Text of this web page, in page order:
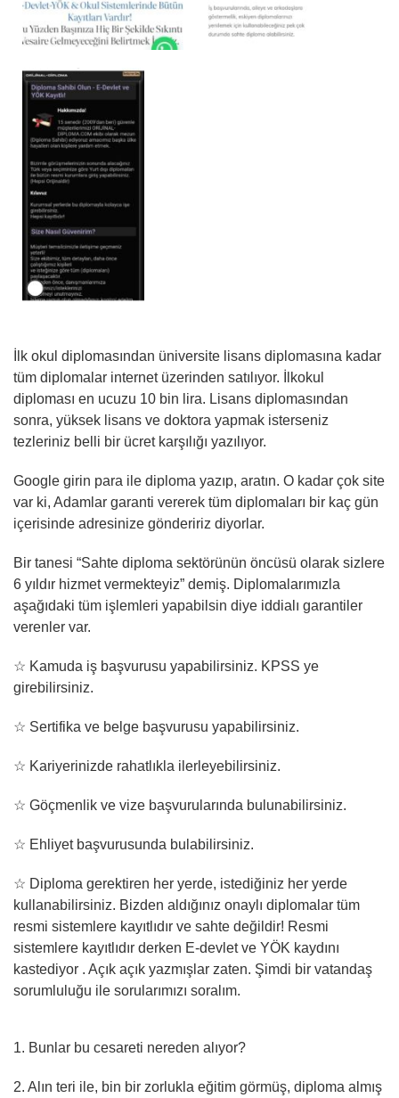
İlk okul diplomasından üniversite lisans diplomasına kadar
tüm diplomalar internet üzerinden satılıyor. İlkokul
diploması en ucuzu 10 bin lira. Lisans diplomasından
sonra, yüksek lisans ve doktora yapmak isterseniz
tezleriniz belli bir ücret karşılığı yazılıyor.
Google girin para ile diploma yazıp, aratın. O kadar çok site
var ki, Adamlar garanti vererek tüm diplomaları bir kaç gün
içerisinde adresinize göndeririz diyorlar.
Bir tanesi “Sahte diploma sektörünün öncüsü olarak sizlere
6 yıldır hizmet vermekteyiz” demiş. Diplomalarımızla
aşağıdaki tüm işlemleri yapabilsin diye iddialı garantiler
verenler var.
☆ Kamuda iş başvurusu yapabilirsiniz. KPSS ye
girebilirsiniz.
☆ Sertifika ve belge başvurusu yapabilirsiniz.
☆ Kariyerinizde rahatlıkla ilerleyebilirsiniz.
☆ Göçmenlik ve vize başvurularında bulunabilirsiniz.
☆ Ehliyet başvurusunda bulabilirsiniz.
☆ Diploma gerektiren her yerde, istediğiniz her yerde
kullanabilirsiniz. Bizden aldığınız onaylı diplomalar tüm
resmi sistemlere kayıtlıdır ve sahte değildir! Resmi
sistemlere kayıtlıdır derken E-devlet ve YÖK kaydını
kastediyor . Açık açık yazmışlar zaten. Şimdi bir vatandaş
sorumluluğu ile sorularımızı soralım.
1. Bunlar bu cesareti nereden alıyor?
2. Alın teri ile, bin bir zorlukla eğitim görmüş, diploma almış